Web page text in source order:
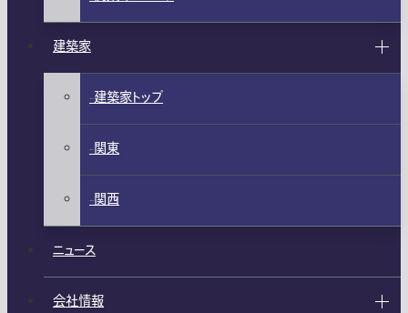
建築家
建築家トップ
関東
関西
ニュース
会社情報